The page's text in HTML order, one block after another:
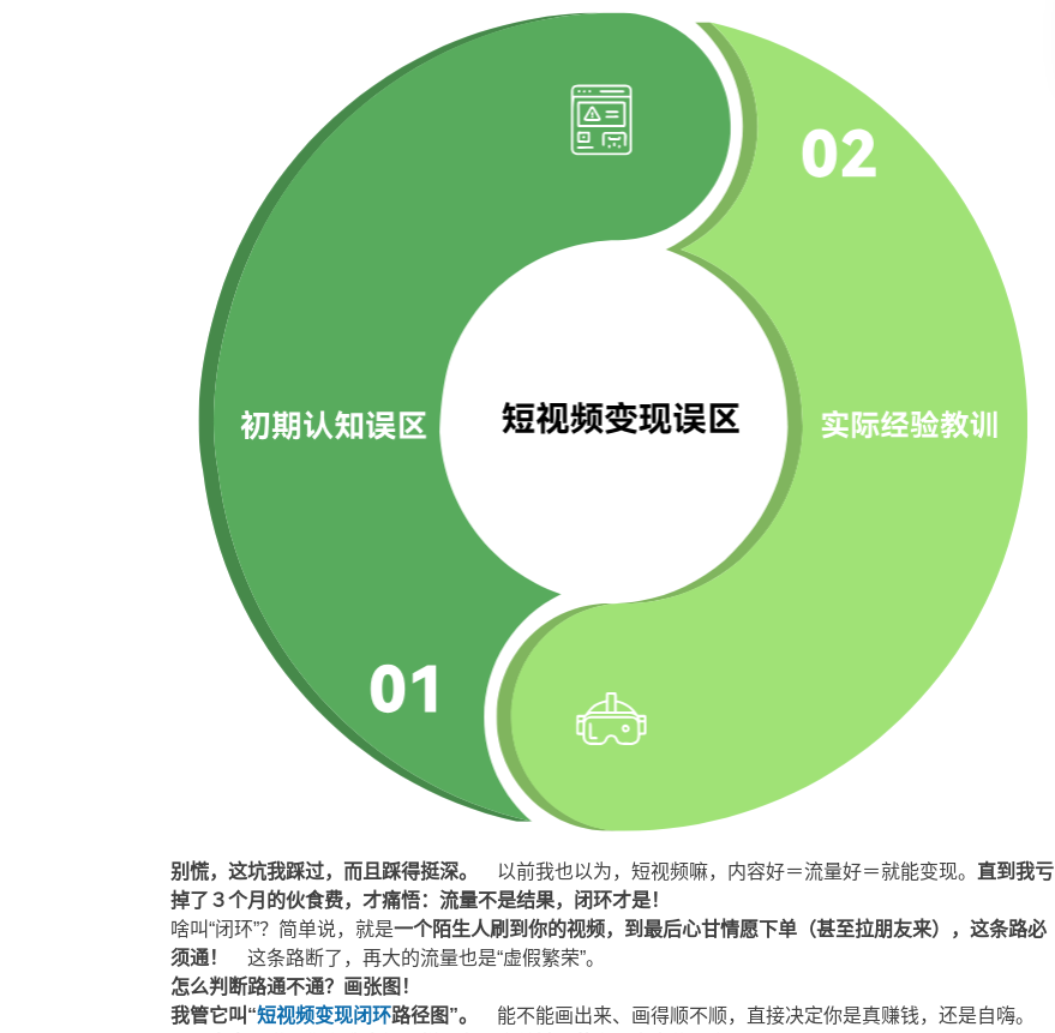
别慌，这坑我踩过，而且踩得挺深。 以前我也以为，短视频嘛，内容好＝流量好＝就能变现。 直到我亏
掉了３个月的伙食费，才痛悟：流量不是结果，闭环才是！
啥叫“闭环”？简单说，就是一个陌生人刷到你的视频，到最后心甘情愿下单（甚至拉朋友来），这条路必
须通！
这条路断了，再大的流量也是“虚假繁荣”。
怎么判断路通不通？画张图！
我管它叫“短视频变现闭环路径图”。
能不能画出来、画得顺不顺，直接决定你是真赚钱，还是自嗨。